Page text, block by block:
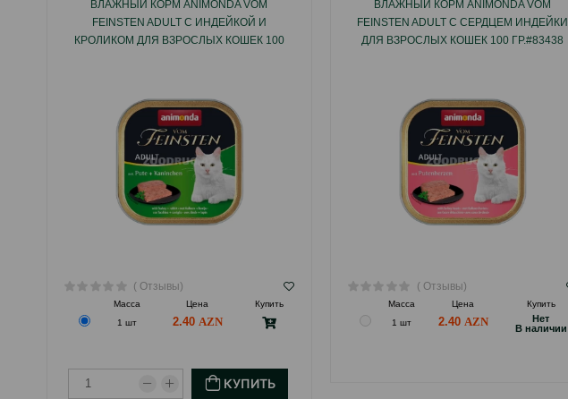
ВЛАЖНЫЙ КОРМ ANIMONDA VOM
FEINSTEN ADULT С ИНДЕЙКОЙ И
КРОЛИКОМ ДЛЯ ВЗРОСЛЫХ КОШЕК 100
( Отзывы)
Масса Цена
Купить
1 шт
2.40
КУПИТЬ
ВЛАЖНЫЙ КОРМ ANIMONDA VOM
FEINSTEN ADULT С СЕРДЦЕМ ИНДЕЙКИ
ДЛЯ ВЗРОСЛЫХ КОШЕК 100 ГР.#83438
( Отзывы)
Масса Цена
Купить
1 шт
2.40
Hет
B наличии